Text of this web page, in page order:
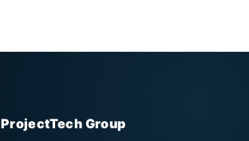
ProjectTech Group